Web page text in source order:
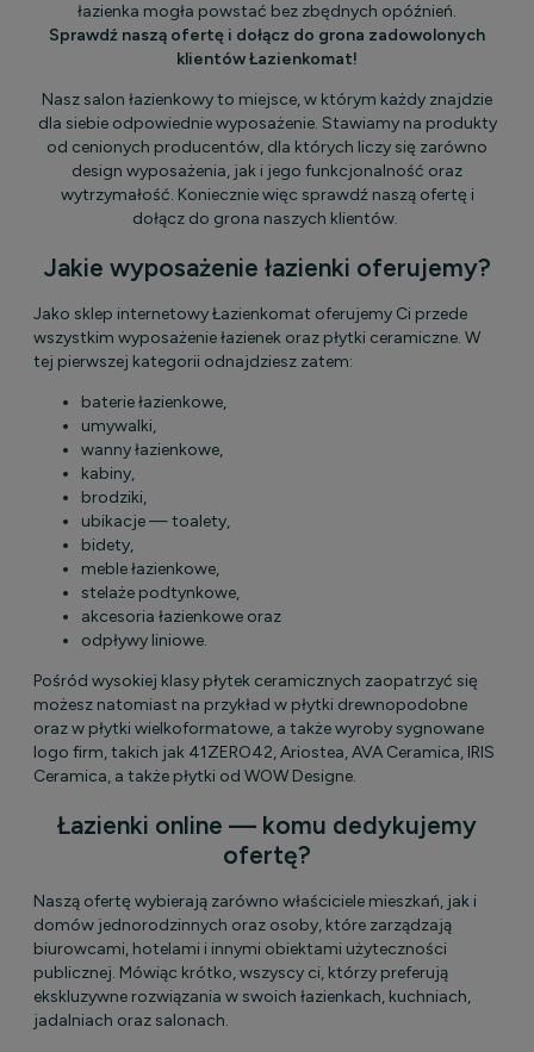
łazienka mogła powstać bez zbędnych opóźnień.
Sprawdź naszą ofertę i dołącz do grona zadowolonych
klientów Łazienkomat!
Nasz salon łazienkowy to miejsce, w którym każdy znajdzie
dla siebie odpowiednie wyposażenie. Stawiamy na produkty
od cenionych producentów, dla których liczy się zarówno
design wyposażenia, jak i jego funkcjonalność oraz
wytrzymałość. Koniecznie więc sprawdź naszą ofertę i
dołącz do grona naszych klientów.
Jakie wyposażenie łazienki oferujemy?
Jako sklep internetowy Łazienkomat oferujemy Ci przede
wszystkim wyposażenie łazienek oraz płytki ceramiczne. W
tej pierwszej kategorii odnajdziesz zatem:
baterie łazienkowe,
umywalki,
wanny łazienkowe,
kabiny,
brodziki,
ubikacje — toalety,
bidety,
meble łazienkowe,
stelaże podtynkowe,
akcesoria łazienkowe oraz
odpływy liniowe.
Pośród wysokiej klasy płytek ceramicznych zaopatrzyć się
możesz natomiast na przykład w płytki drewnopodobne
oraz w płytki wielkoformatowe, a także wyroby sygnowane
logo firm, takich jak 41ZERO42, Ariostea, AVA Ceramica, IRIS
Ceramica, a także płytki od WOW Designe.
Łazienki online — komu dedykujemy
ofertę?
Naszą ofertę wybierają zarówno właściciele mieszkań, jak i
domów jednorodzinnych oraz osoby, które zarządzają
biurowcami, hotelami i innymi obiektami użyteczności
publicznej. Mówiąc krótko, wszyscy ci, którzy preferują
ekskluzywne rozwiązania w swoich łazienkach, kuchniach,
jadalniach oraz salonach.